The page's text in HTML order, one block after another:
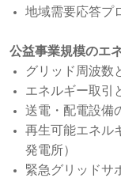
地域需要応答プ
公益事業規模のエ
グリッド周波数
エネルギー取引
送電・配電設備
再生可能エネル
発電所）
緊急グリッドサ